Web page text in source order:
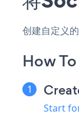
创建自定义
How
Start